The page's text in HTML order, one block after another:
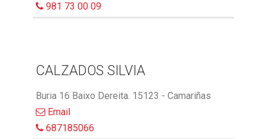
981 73 00 09
CALZADOS SILVIA
Buria 16 Baixo Dereita. 15123 - Camariñas
Email
687185066